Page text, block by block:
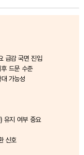
급감 국면 진입
드문 수준
가능성
유지 여부 중요
신호